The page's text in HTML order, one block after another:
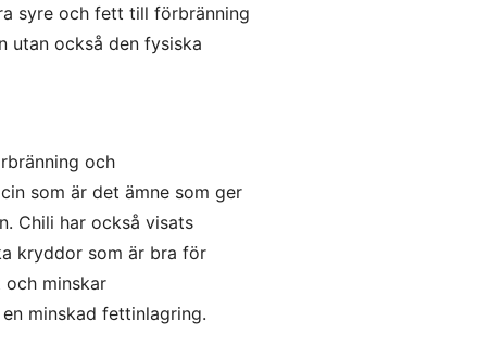
syre och fett till förbränning
utan också den fysiska
och
som är det ämne som ger
Chili har också visats
kryddor som är bra för
och minskar
minskad fettinlagring.